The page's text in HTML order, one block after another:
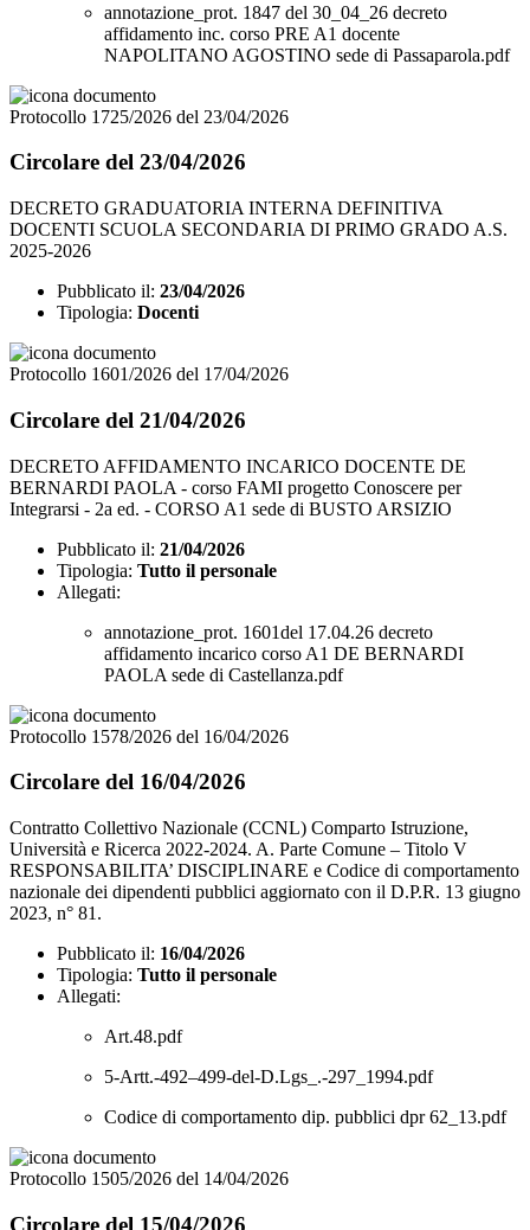
annotazione_prot. 1847 del 30_04_26 decreto
affidamento inc. corso PRE A1 docente
NAPOLITANO AGOSTINO sede di Passaparola.pdf
Protocollo 1725/2026 del 23/04/2026
Circolare del 23/04/2026
DECRETO GRADUATORIA INTERNA DEFINITIVA
DOCENTI SCUOLA SECONDARIA DI PRIMO GRADO A.S.
2025-2026
Pubblicato il: 23/04/2026
Tipologia: Docenti
Protocollo 1601/2026 del 17/04/2026
Circolare del 21/04/2026
DECRETO AFFIDAMENTO INCARICO DOCENTE DE
BERNARDI PAOLA - corso FAMI progetto Conoscere per
Integrarsi - 2a ed. - CORSO A1 sede di BUSTO ARSIZIO
Pubblicato il: 21/04/2026
Tipologia: Tutto il personale
Allegati:
annotazione_prot. 1601del 17.04.26 decreto
affidamento incarico corso A1 DE BERNARDI
PAOLA sede di Castellanza.pdf
Protocollo 1578/2026 del 16/04/2026
Circolare del 16/04/2026
Contratto Collettivo Nazionale (CCNL) Comparto Istruzione,
Università e Ricerca 2022-2024. A. Parte Comune – Titolo V
RESPONSABILITA’ DISCIPLINARE e Codice di comportamento
nazionale dei dipendenti pubblici aggiornato con il D.P.R. 13 giugno
2023, n° 81.
Pubblicato il: 16/04/2026
Tipologia: Tutto il personale
Allegati:
Art.48.pdf
5-Artt.-492–499-del-D.Lgs_.-297_1994.pdf
Codice di comportamento dip. pubblici dpr 62_13.pdf
Protocollo 1505/2026 del 14/04/2026
Circolare del 15/04/2026